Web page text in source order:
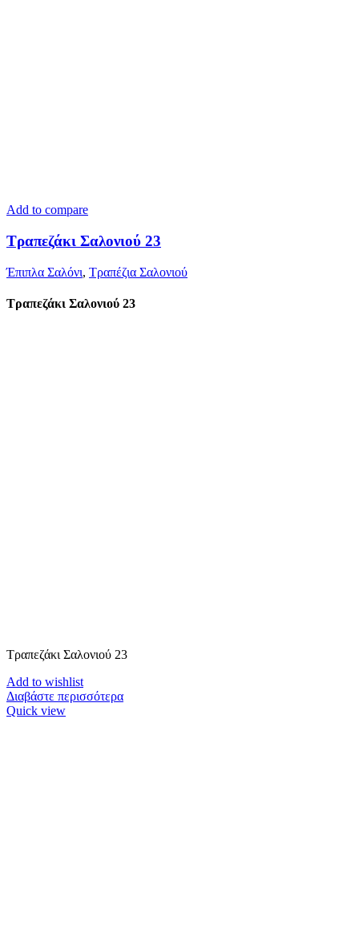
Add to compare
Τραπεζάκι Σαλονιού 23
Έπιπλα Σαλόνι, Τραπέζια Σαλονιού
Τραπεζάκι Σαλονιού 23
Τραπεζάκι Σαλονιού 23
Add to wishlist
Διαβάστε περισσότερα
Quick view